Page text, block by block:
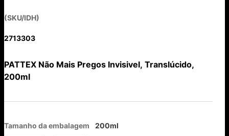
(SKU/IDH)
2713303
PATTEX Não Mais Pregos Invisivel, Translúcido,
200ml
Tamanho da embalagem 200ml